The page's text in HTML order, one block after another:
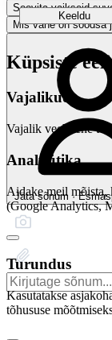
Soovita vaikseid
Mis vahe on soodsa
Jäta sõnum ·
Keeldu
Küpsiste
Vajalikud
Vajalik veebilehe
Analüütika
Aidake meil mõista,
(Google Analytics,
Turundus
Kasutatakse
tõhususe